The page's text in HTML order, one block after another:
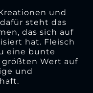
und
steht das
das sich auf
hat. Fleisch
eine bunte
größten Wert auf
und